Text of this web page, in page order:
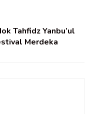
Tahfidz Yanbu’ul
Merdeka